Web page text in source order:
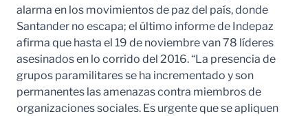
alarma en los movimientos de paz del país, donde
Santander no escapa; el último informe de Indepaz
afirma que hasta el 19 de noviembre van 78 líderes
asesinados en lo corrido del 2016. “La presencia de
grupos paramilitares se ha incrementado y son
permanentes las amenazas contra miembros de
organizaciones sociales. Es urgente que se apliquen